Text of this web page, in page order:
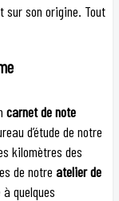
sur son origine. Tout
carnet de note
d’étude de notre
kilomètres des
de notre atelier de
quelques